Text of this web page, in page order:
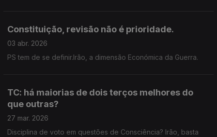
Constituição, revisão não é prioridade.
03 abr. 2026
PS tem de se definir.Irão, a dimensão Económica da Guerra.
TC: há maiorias de dois terços melhores do
que outras?
27 mar. 2026
Disciplina de voto em questões de Consciência? Irão, basta